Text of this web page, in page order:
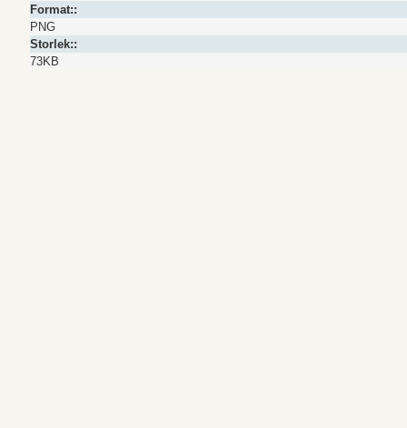
Format::
PNG
Storlek::
73KB